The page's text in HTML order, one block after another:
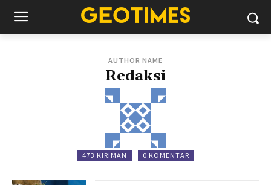
AUTHOR NAME
Redaksi
473 KIRIMAN 0 KOMENTAR